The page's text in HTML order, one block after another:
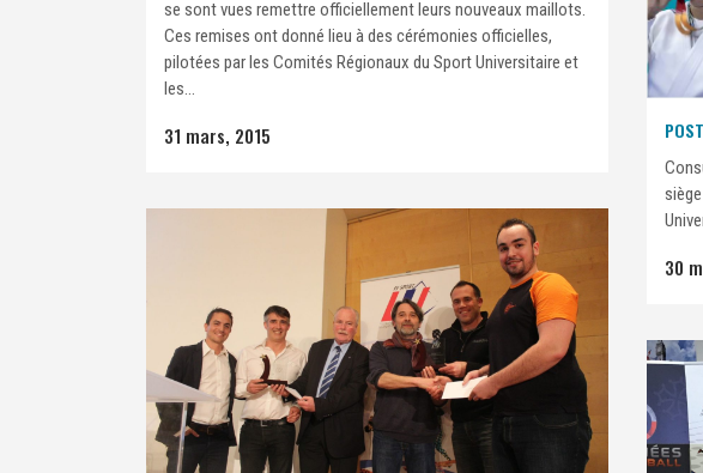
se sont vues remettre officiellement leurs nouveaux maillots.
Ces remises ont donné lieu à des cérémonies officielles,
pilotées par les Comités Régionaux du Sport Universitaire et
les...
31 mars, 2015
30